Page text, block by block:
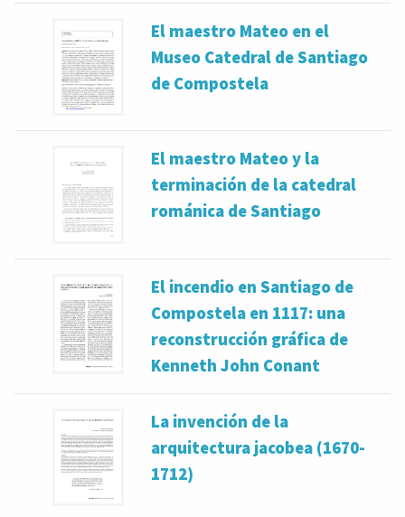
El maestro Mateo en el
Museo Catedral de Santiago
de Compostela
El maestro Mateo y la
terminación de la catedral
románica de Santiago
El incendio en Santiago de
Compostela en 1117: una
reconstrucción gráfica de
Kenneth John Conant
La invención de la
arquitectura jacobea (1670-
1712)